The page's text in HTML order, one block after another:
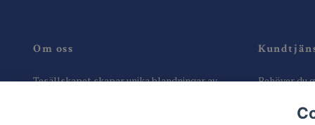
Om oss
Tesällskapet skapar unika blandningar av
Behöver du